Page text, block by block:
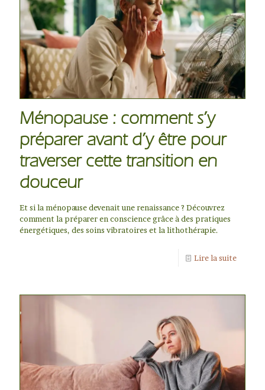
Ménopause : comment s’y
préparer avant d’y être pour
traverser cette transition en
douceur
Et si la ménopause devenait une renaissance ? Découvrez
comment la préparer en conscience grâce à des pratiques
énergétiques, des soins vibratoires et la lithothérapie.
Lire la suite